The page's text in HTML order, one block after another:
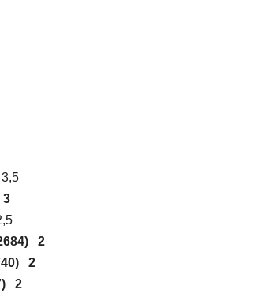
3
2
2
2